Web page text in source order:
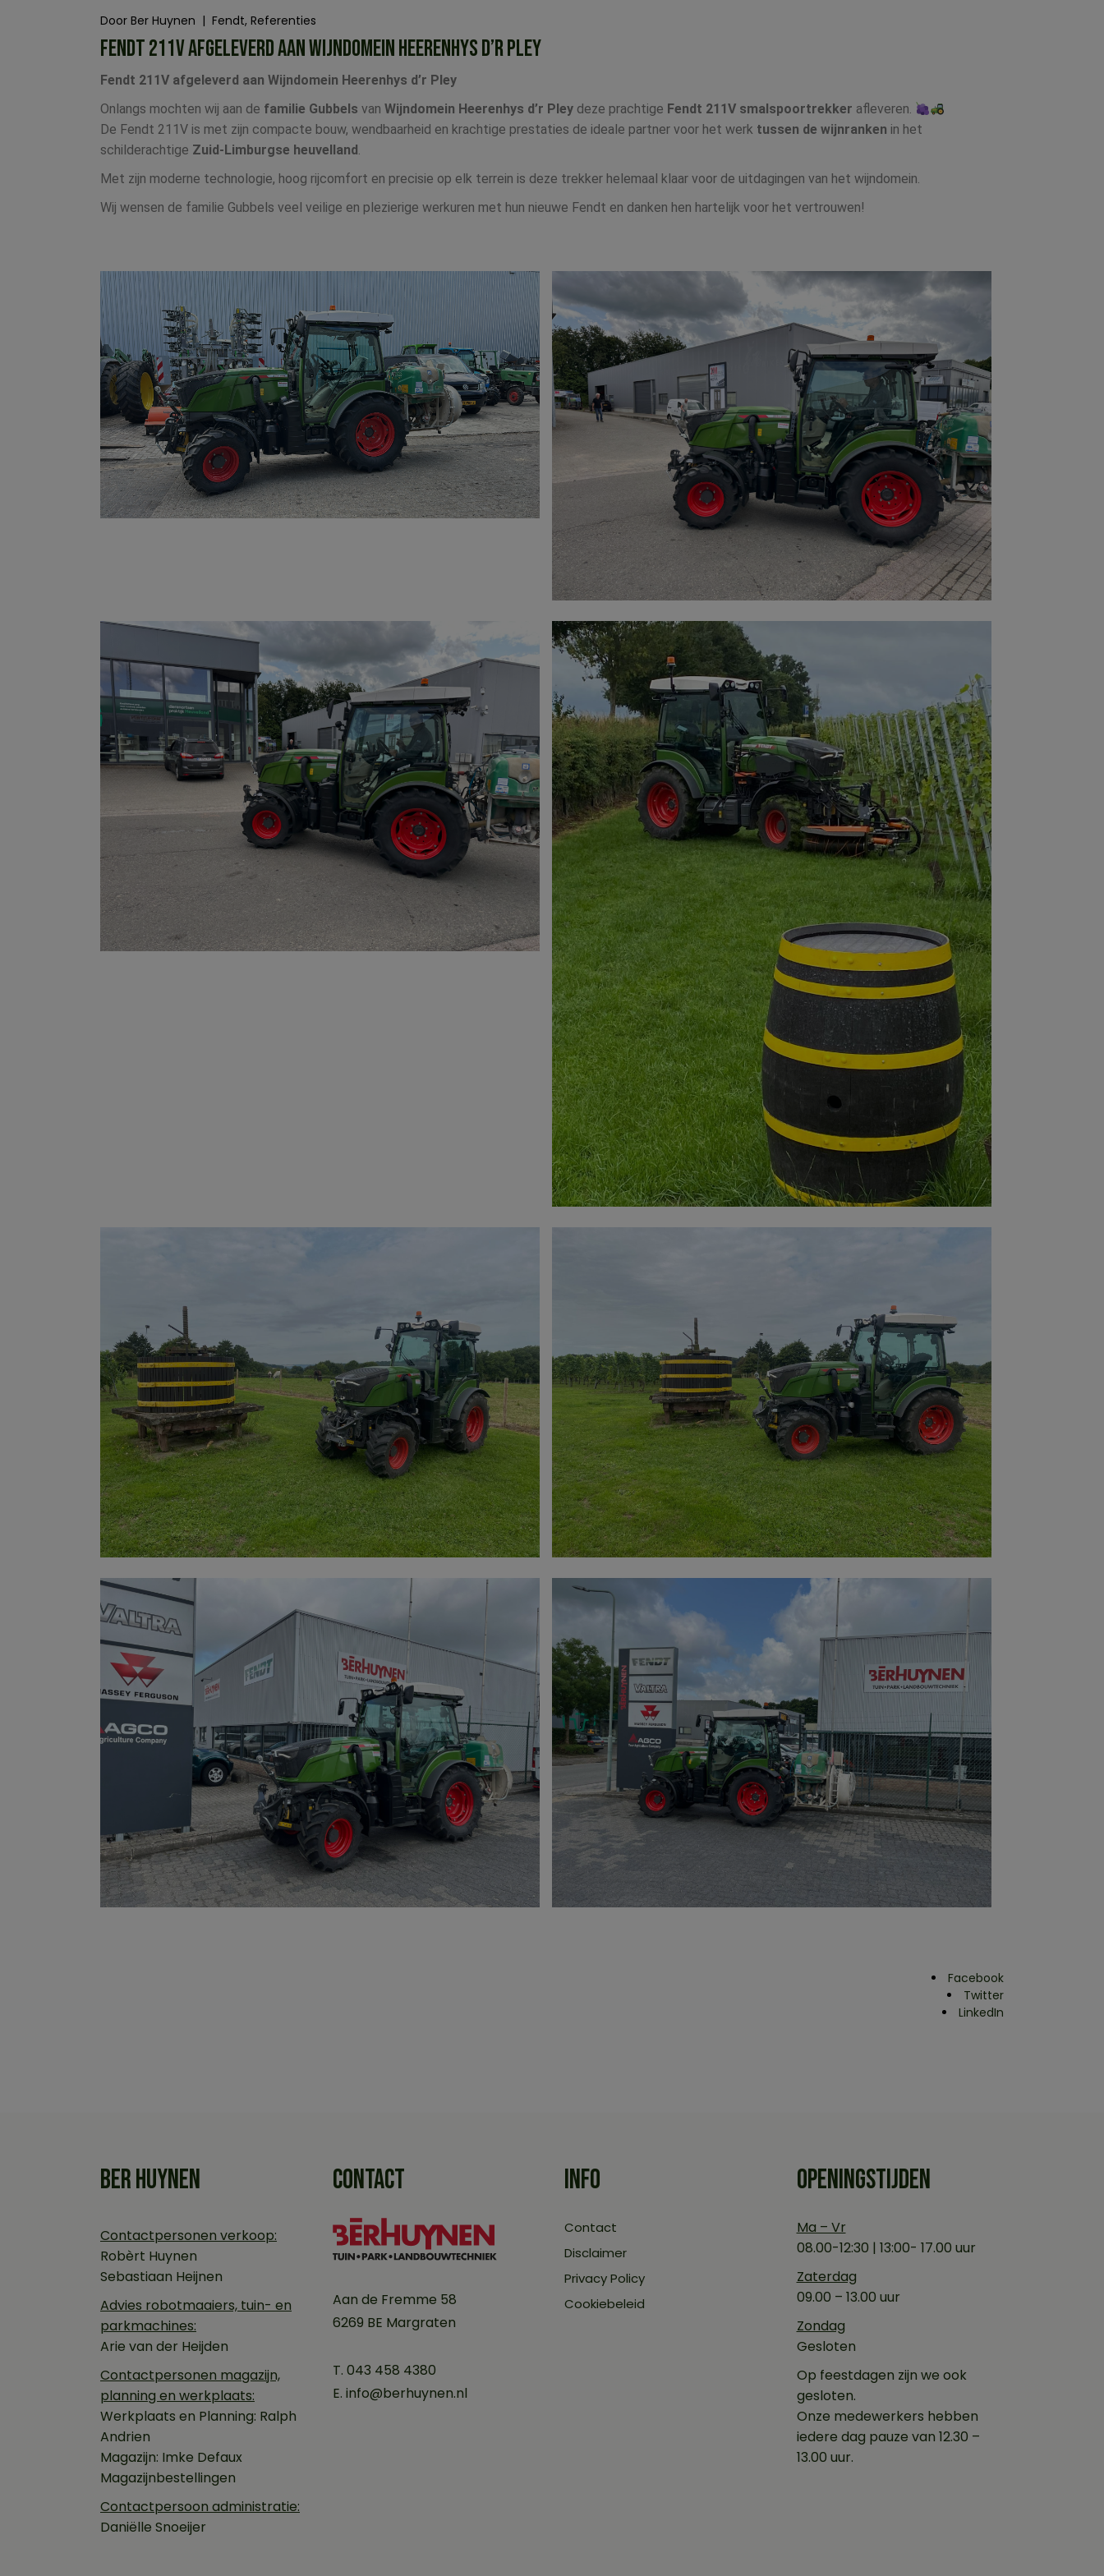
Door Ber Huynen Fendt Referenties
FENDT 211V AFGELEVERD AAN WIJNDOMEIN HEERENHYS D’R PLEY
Fendt 211V afgeleverd aan Wijndomein Heerenhys d’r Pley
Onlangs mochten wij aan de familie Gubbels van Wijndomein Heerenhys d’r Pley deze prachtige Fendt 211V smalspoortrekker afleveren.
De Fendt 211V is met zijn compacte bouw, wendbaarheid en krachtige prestaties de ideale partner voor het werk tussen de wijnranken in het
schilderachtige Zuid-Limburgse heuvelland.
Met zijn moderne technologie, hoog rijcomfort en precisie op elk terrein is deze trekker helemaal klaar voor de uitdagingen van het wijndomein.
Wij wensen de familie Gubbels veel veilige en plezierige werkuren met hun nieuwe Fendt en danken hen hartelijk voor het vertrouwen!
Facebook
Twitter
LinkedIn
BER HUYNEN
Contactpersonen verkoop:
Robèrt Huynen
Sebastiaan Heijnen
Advies robotmaaiers, tuin- en
parkmachines:
Arie van der Heijden
Contactpersonen magazijn,
planning en werkplaats:
Werkplaats en Planning: Ralph
Andrien
Magazijn: Imke Defaux
Magazijnbestellingen
Contactpersoon administratie:
Daniëlle Snoeijer
CONTACT
Aan de Fremme 58
6269 BE Margraten
T. 043 458 4380
E. info@berhuynen.nl
INFO
Contact
Disclaimer
Privacy Policy
Cookiebeleid
OPENINGSTIJDEN
Ma – Vr
08.00-12:30 | 13:00- 17.00 uur
Zaterdag
09.00 – 13.00 uur
Zondag
Gesloten
Op feestdagen zijn we ook
gesloten.
Onze medewerkers hebben
iedere dag pauze van 12.30 –
13.00 uur.